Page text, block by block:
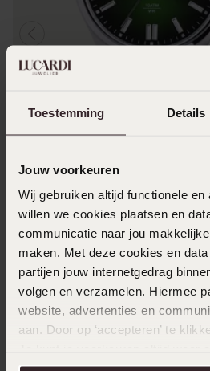
Toestemming Details
Jouw voorkeuren
Wij gebruiken altijd functionele
willen we cookies plaatsen en
communicatie naar jou
maken. Met deze cookies en
partijen jouw internetgedrag
volgen en verzamelen. Hiermee
website, advertenties en
aan. Door op ‘accepteren’ te
over in onscookiebeleid.
Regal heren horloge met
59
Anderen kochten